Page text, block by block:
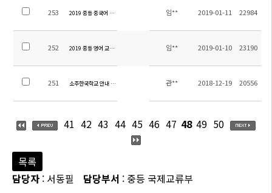
253 2019 중등 중국어 교재 안내 임** 2019-01-11 22984
252 2019 중등 영어 교재 안내 임** 2019-01-10 23190
251 소주한국학교 안내 책자 관** 2018-12-19 20556
41 42 43 44 45 46 47 48 49 50
목록
담당자 : 서동필 담당부서 : 중등 국제교류부